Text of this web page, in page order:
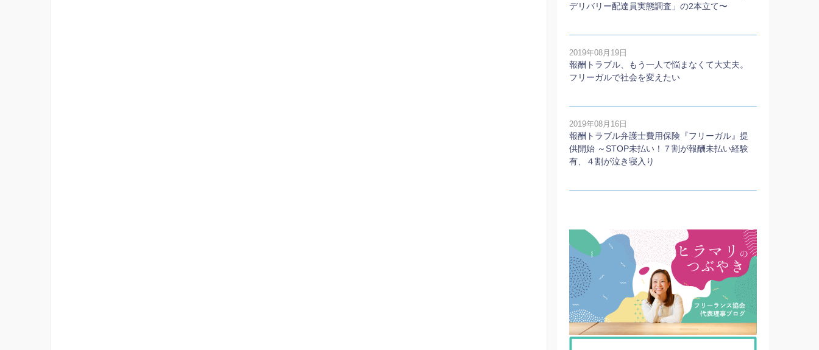
デリバリー配達員実態調査」の2本⽴て〜
2019年08月19日
報酬トラブル、もう一人で悩まなくて大丈夫。
フリーガルで社会を変えたい
2019年08月16日
報酬トラブル弁護士費用保険『フリーガル』提
供開始 ～STOP未払い！７割が報酬未払い経験
有、４割が泣き寝入り